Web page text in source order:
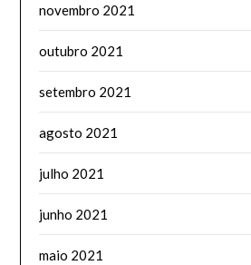
novembro 2021
outubro 2021
setembro 2021
agosto 2021
julho 2021
junho 2021
maio 2021